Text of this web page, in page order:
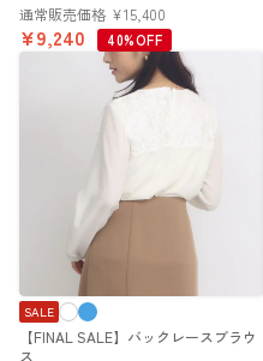
通常販売価格 ¥15,400
¥9,240 40%OFF
【FINAL SALE】バックレースブラウ
ス
SALE